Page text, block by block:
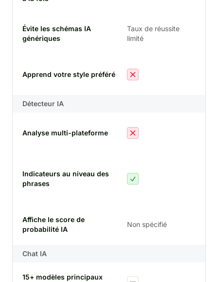
Évite les schémas IA
génériques
Taux de réussite
limité
Apprend votre style préféré
Détecteur IA
Analyse multi-plateforme
Indicateurs au niveau des
phrases
Affiche le score de
probabilité IA
Non spécifié
Chat IA
15+ modèles principaux